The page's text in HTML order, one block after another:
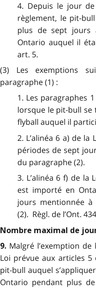
4. Depuis le jour
règlement, le pit-
plus de sept jours
Ontario auquel il
art. 5.
(3) Les exemptions
paragraphe (1) :
1. Les paragraphes
lorsque le pit-bull se
flyball auquel il
2. L’alinéa 6 a) de la
périodes de sept
du paragraphe (2).
3. L’alinéa 6 f) de la
est importé en
jours mentionnée
(2). Règl. de l’Ont.
Nombre maximal de
9. Malgré l’exemption de
Loi prévue aux articles
pit-bull auquel
Ontario pendant plus